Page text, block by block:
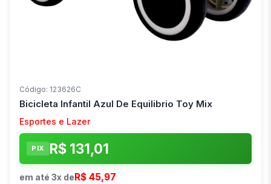
Código: 123626C
Bicicleta Infantil Azul De Equilibrio Toy Mix
Esportes e Lazer
PIX R$ 131,01
em até 3x deR$ 45,97